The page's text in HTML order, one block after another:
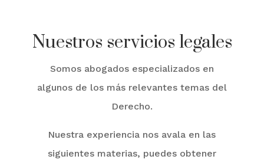
Nuestros servicios legales
Somos abogados especializados en
algunos de los más relevantes temas del
Derecho.
Nuestra experiencia nos avala en las
siguientes materias, puedes obtener